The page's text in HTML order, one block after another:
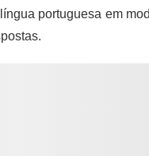
portuguesa em